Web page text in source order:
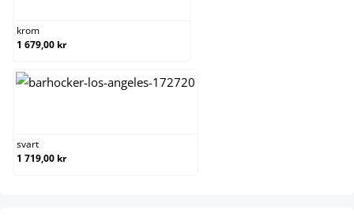
krom
1 679,00 kr
svart
1 719,00 kr